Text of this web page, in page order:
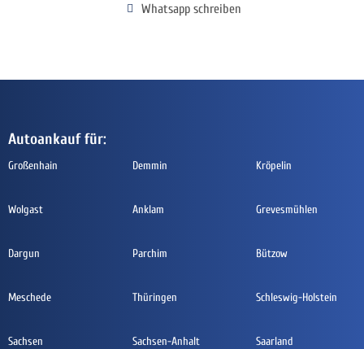
Whatsapp schreiben
Autoankauf für:
Großenhain Demmin Kröpelin
Wolgast Anklam Grevesmühlen
Dargun Parchim Bützow
Meschede Thüringen Schleswig-Holstein
Sachsen Sachsen-Anhalt Saarland